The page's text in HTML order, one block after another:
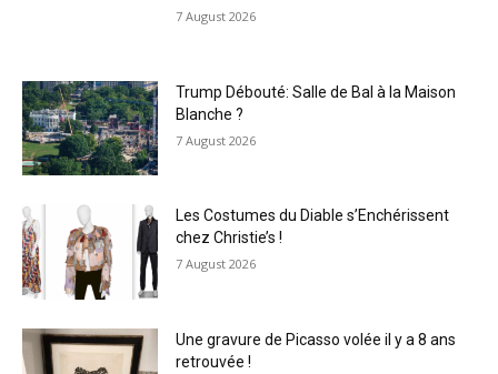
7 August 2026
Trump Débouté: Salle de Bal à la Maison
Blanche ?
7 August 2026
Les Costumes du Diable s’Enchérissent
chez Christie’s !
7 August 2026
Une gravure de Picasso volée il y a 8 ans
retrouvée !